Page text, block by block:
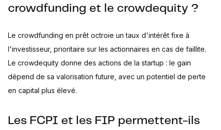
crowdfunding et le crowdequity ?
Le crowdfunding en prêt octroie un taux d'intérêt fixe à
l'investisseur, prioritaire sur les actionnaires en cas de faillite.
Le crowdequity donne des actions de la startup : le gain
dépend de sa valorisation future, avec un potentiel de perte
en capital plus élevé.
Les FCPI et les FIP permettent-ils